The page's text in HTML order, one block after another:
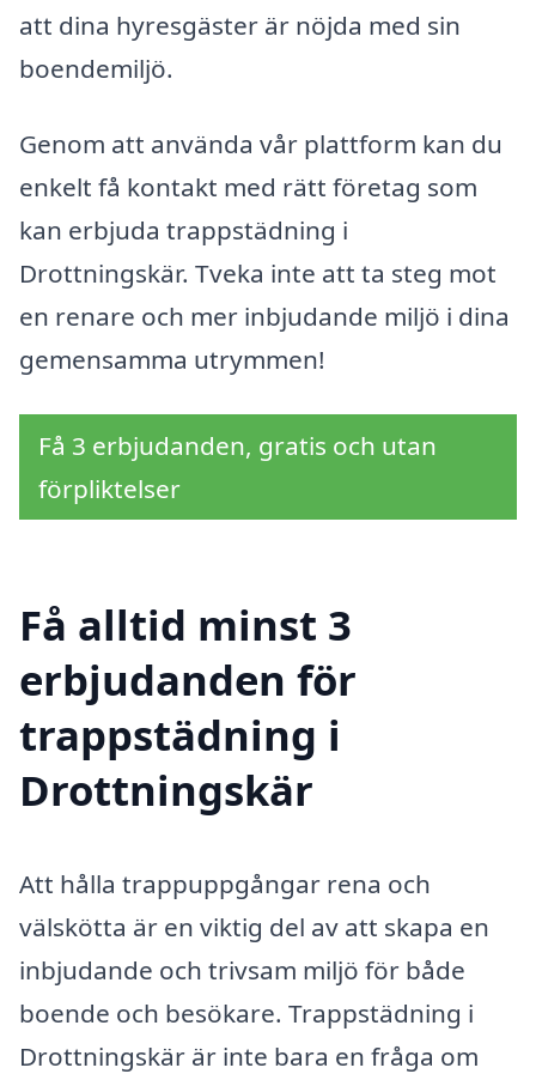
att dina hyresgäster är nöjda med sin
boendemiljö.
Genom att använda vår plattform kan du
enkelt få kontakt med rätt företag som
kan erbjuda trappstädning i
Drottningskär. Tveka inte att ta steg mot
en renare och mer inbjudande miljö i dina
gemensamma utrymmen!
Få 3 erbjudanden, gratis och utan
förpliktelser
Få alltid minst 3
erbjudanden för
trappstädning i
Drottningskär
Att hålla trappuppgångar rena och
välskötta är en viktig del av att skapa en
inbjudande och trivsam miljö för både
boende och besökare. Trappstädning i
Drottningskär är inte bara en fråga om